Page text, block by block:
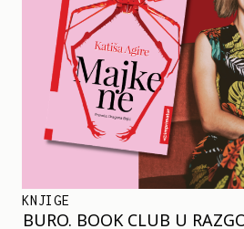
KNJIGE
BURO. BOOK CLUB U